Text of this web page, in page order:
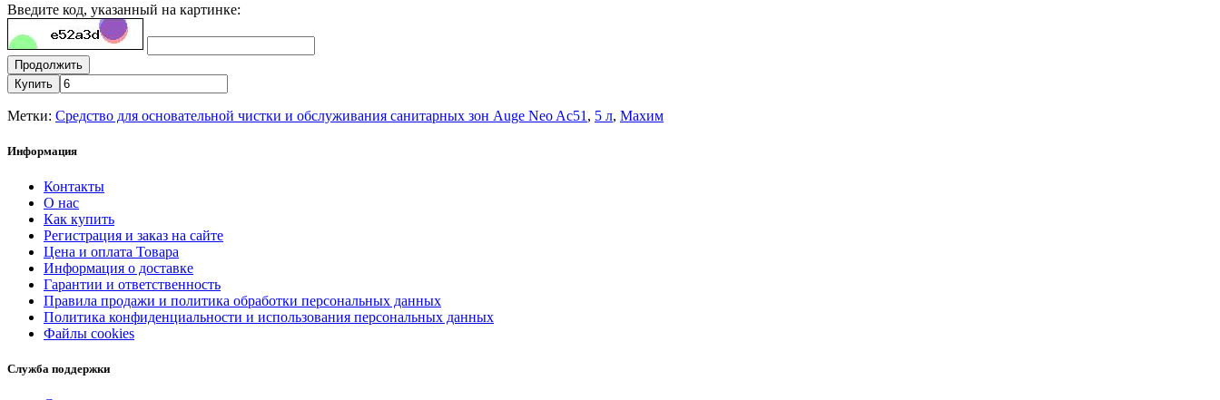
Введите код, указанный на картинке:
Продолжить
Купить
Метки: Средство для основательной чистки и обслуживания санитарных зон Auge Neo Ac51 , 5 л, Махим
Информация
Контакты
О нас
Как купить
Регистрация и заказ на сайте
Цена и оплата Товара
Информация о доставке
Гарантии и ответственность
Правила продажи и политика обработки персональных данных
Политика конфиденциальности и использования персональных данных
Файлы cookies
Служба поддержки